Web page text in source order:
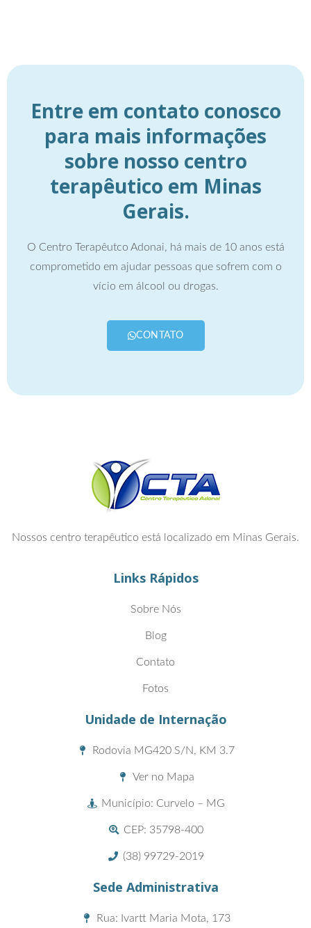
Entre em contato conosco
para mais informações
sobre nosso centro
terapêutico em Minas
Gerais.
O Centro Terapêutco Adonai, há mais de 10 anos está
comprometido em ajudar pessoas que sofrem com o
vício em álcool ou drogas.
CONTATO
Nossos centro terapêutico está localizado em Minas Gerais.
Links Rápidos
Sobre Nós
Blog
Contato
Fotos
Unidade de Internação
Rodovia MG420 S/N, KM 3.7
Ver no Mapa
Município: Curvelo – MG
CEP: 35798-400
(38) 99729-2019
Sede Administrativa
Rua: Ivartt Maria Mota, 173